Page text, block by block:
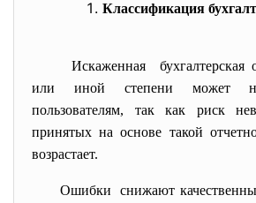
Классификация
Искаженная бухгалтерская
или иной степени может
пользователям, так как риск
принятых на основе такой
возрастает.
Ошибки снижают